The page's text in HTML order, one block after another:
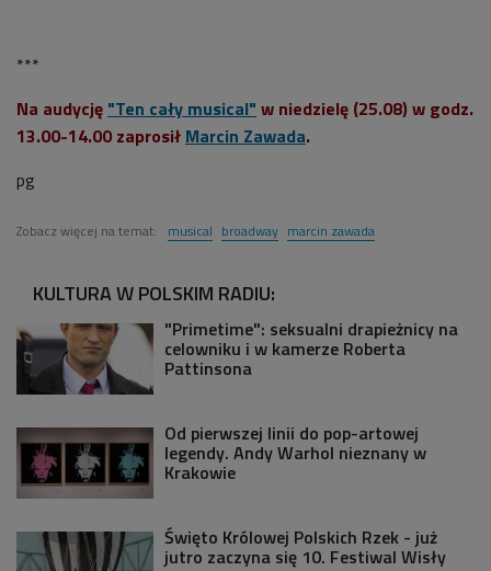
***
Na audycję "Ten cały musical" w niedzielę (25.08) w godz.
13.00-14.00 zaprosił Marcin Zawada.
pg
Zobacz więcej na temat: musical broadway marcin zawada
KULTURA W POLSKIM RADIU:
"Primetime": seksualni drapieżnicy na
celowniku i w kamerze Roberta
Pattinsona
Od pierwszej linii do pop-artowej
legendy. Andy Warhol nieznany w
Krakowie
Święto Królowej Polskich Rzek - już
jutro zaczyna się 10. Festiwal Wisły